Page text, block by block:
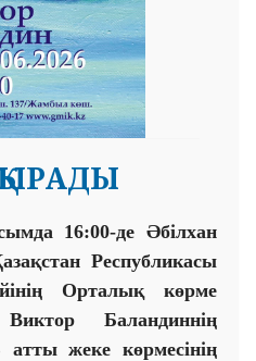
16:00-де Әбілхан
Республикасы
Орталық көрме
Баландиннің
жеке көрмесінің